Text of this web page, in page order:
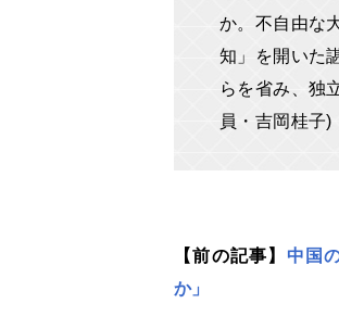
か。不自由な
知」を開いた
らを省み、独
員・吉岡桂子)
【前の記事】 中国
か」